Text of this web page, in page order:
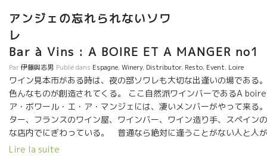
アンジェの忘れられないソワ
Bar à Vins : A BOIRE ET A MANGER no1
Par伊藤與志男 Publié dans Espagne,Winery, Distributor, Resto, Event, Loire
ワイン見本市がある時は、夜の部ソワレも大切な出逢いの場である
色んなものが創造されてくる。 ここ自然派ワインバーであるA
ア・ボワール・エ・ア・マンジェには、凄いメンバーがやって来る
ター、フランスのワイン屋、ワインバー、ワイン造り手、スペイン
な店内でにぎわっている。 普通なら絶対に逢うことがない人と人
理由で逢って意気投合して、お互いに影響を与えあっている。誰に
Lire la suite